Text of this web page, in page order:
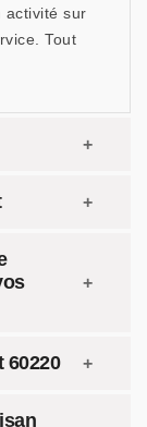
activité sur
Tout
60220